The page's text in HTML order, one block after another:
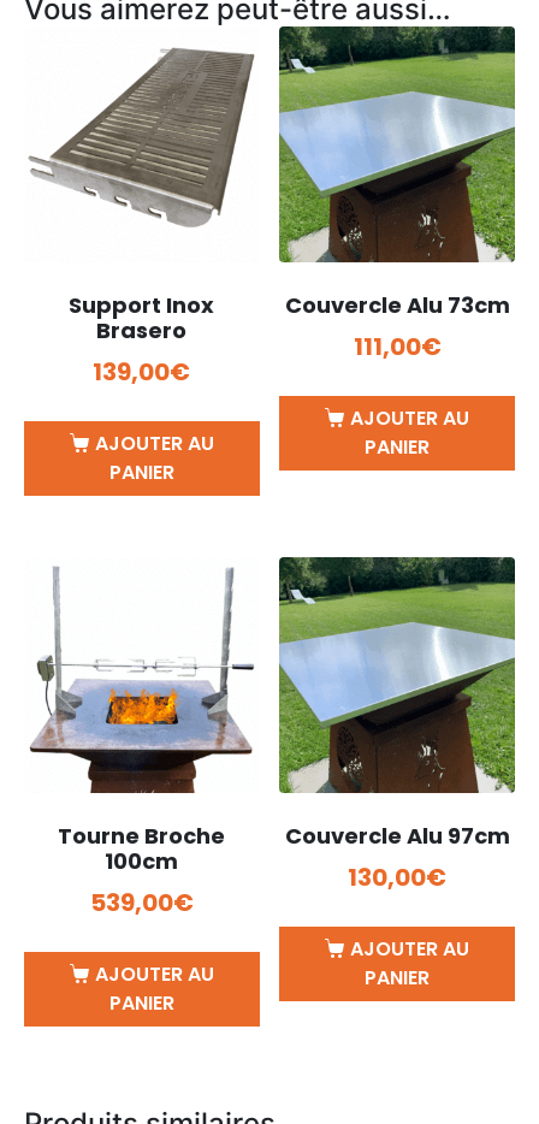
Vous aimerez peut-être aussi…
Support Inox
Brasero
139,00€
AJOUTER AU
PANIER
Couvercle Alu 73cm
111,00€
AJOUTER AU
PANIER
Tourne Broche
100cm
539,00€
AJOUTER AU
PANIER
Couvercle Alu 97cm
130,00€
AJOUTER AU
PANIER